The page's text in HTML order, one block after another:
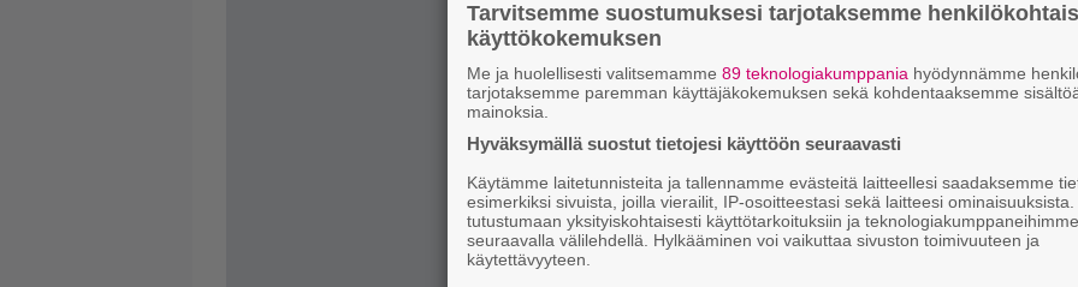
Tarvitsemme suostumuksesi tarjotaksemme
käyttökokemuksen
Me ja huolellisesti valitsemamme 89 teknologiakumppania hyödynnämme
tarjotaksemme paremman käyttäjäkokemuksen sekä kohdentaaksemme
mainoksia.
Hyväksymällä suostut tietojesi käyttöön seuraavasti
Käytämme laitetunnisteita ja tallennamme evästeitä laitteellesi saadaksemme
esimerkiksi sivuista, joilla vierailit, IP-osoitteestasi sekä laitteesi
tutustumaan yksityiskohtaisesti käyttötarkoituksiin ja teknologiakumppaneihimme
seuraavalla välilehdellä. Hylkääminen voi vaikuttaa sivuston toimivuuteen ja
käytettävyyteen.